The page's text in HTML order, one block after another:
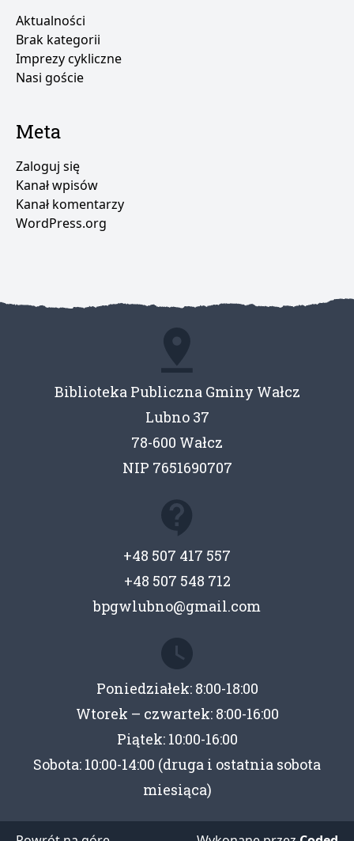
Aktualności
Brak kategorii
Imprezy cykliczne
Nasi goście
Meta
Zaloguj się
Kanał wpisów
Kanał komentarzy
WordPress.org
Biblioteka Publiczna Gminy Wałcz
Lubno 37
78-600 Wałcz
NIP 7651690707
+48 507 417 557
+48 507 548 712
bpgwlubno@gmail.com
Poniedziałek: 8:00-18:00
Wtorek – czwartek: 8:00-16:00
Piątek: 10:00-16:00
Sobota: 10:00-14:00 (druga i ostatnia sobota
miesiąca)